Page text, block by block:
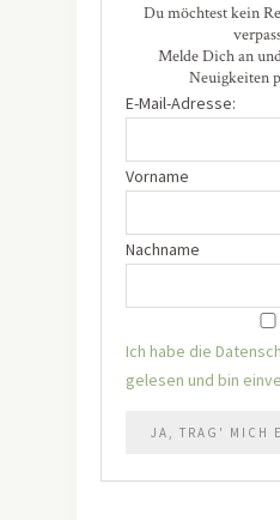
Du möchtest kein
Melde Dich an
Neuigkeiten
E-Mail-Adresse:
Vorname
Nachname
Ich habe die
gelesen und bin